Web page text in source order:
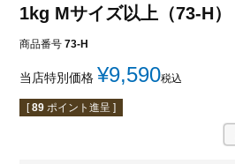
1kg Mサイズ以上（73-H）
商品番号 73-H
当店特別価格 ¥9,590税込
[ 89 ポイント進呈 ]